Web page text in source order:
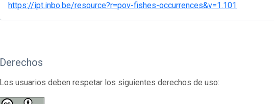
https://ipt.inbo.be/resource?r=pov-fishes-occurrences&v=1.101
Derechos
Los usuarios deben respetar los siguientes derechos de uso: